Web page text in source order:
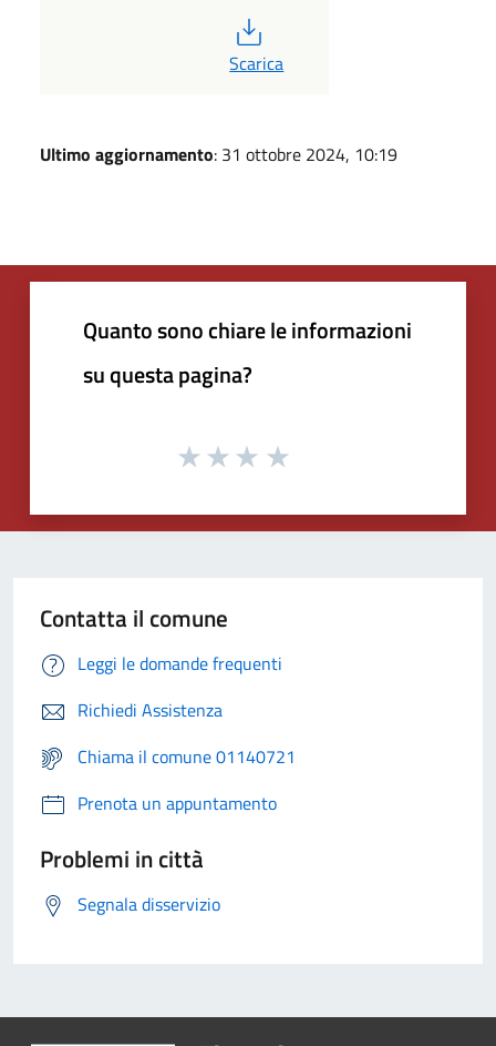
PDF
Scarica
Ultimo aggiornamento: 31 ottobre 2024, 10:19
Quanto sono chiare le informazioni
su questa pagina?
Contatta il comune
Leggi le domande frequenti
Richiedi Assistenza
Chiama il comune 01140721
Prenota un appuntamento
Problemi in città
Segnala disservizio